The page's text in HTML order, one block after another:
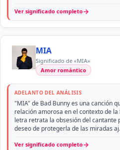
Ver significado completo→
MIA
Significado de «MIA»
Amor romántico
ADELANTO DEL ANÁLISIS
"MIA" de Bad Bunny es una canción
relación amorosa en el contexto de
letra retrata la obsesión del cantante
deseo de protegerla de las miradas
Ver significado completo→